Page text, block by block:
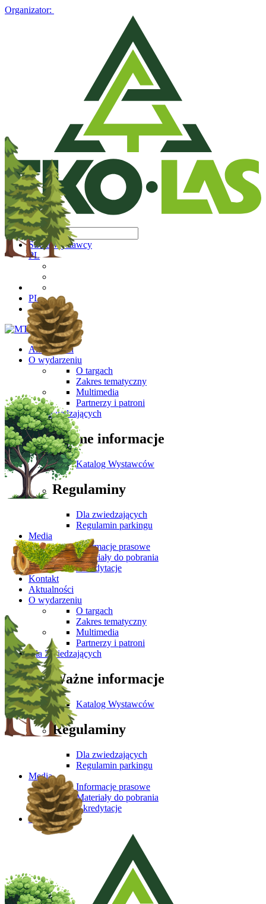
Organizator:
Strefa Wystawcy
PL
PL
Aktualności
O wydarzeniu
O targach
Zakres tematyczny
Multimedia
Partnerzy i patroni
Dla Zwiedzających
Ważne informacje
Katalog Wystawców
Regulaminy
Dla zwiedzających
Regulamin parkingu
Media
Informacje prasowe
Materiały do pobrania
Akredytacje
Kontakt
Aktualności
O wydarzeniu
O targach
Zakres tematyczny
Multimedia
Partnerzy i patroni
Dla Zwiedzających
Ważne informacje
Katalog Wystawców
Regulaminy
Dla zwiedzających
Regulamin parkingu
Media
Informacje prasowe
Materiały do pobrania
Akredytacje
Kontakt